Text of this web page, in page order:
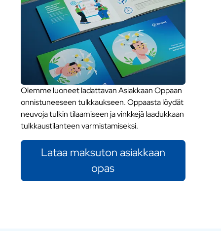
Olemme luoneet ladattavan Asiakkaan Oppaan
onnistuneeseen tulkkaukseen. Oppaasta löydät
neuvoja tulkin tilaamiseen ja vinkkejä laadukkaan
tulkkaustilanteen varmistamiseksi.
Lataa maksuton asiakkaan
opas